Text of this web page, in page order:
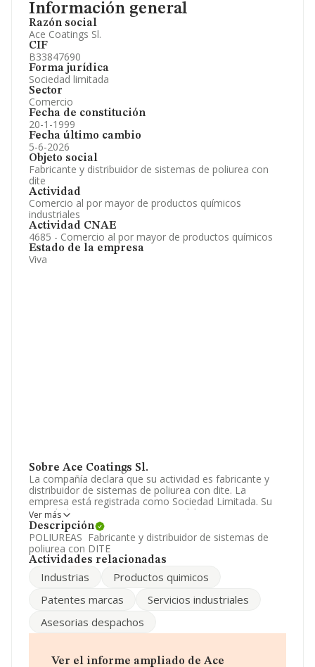
Información general
Razón social
Ace Coatings Sl.
CIF
B33847690
Forma jurídica
Sociedad limitada
Sector
Comercio
Fecha de constitución
20-1-1999
Fecha último cambio
5-6-2026
Objeto social
Fabricante y distribuidor de sistemas de poliurea con
dite
Actividad
Comercio al por mayor de productos químicos
industriales
Actividad CNAE
4685 - Comercio al por mayor de productos químicos
Estado de la empresa
Viva
Sobre Ace Coatings Sl.
La compañía declara que su actividad es fabricante y
distribuidor de sistemas de poliurea con dite. La
empresa está registrada como Sociedad Limitada. Su
actividad CNAE es '%cnae%' con código 4685. La
compañía es importadora y exportadora.
Ha tenido el mismo número de empleados y teniendo
en cuenta la información disponible en INFORMA, ha
media de sector.
Acerca de la información disponible en INFORMA sobre
puestos a nivel sectorial pasando a ocupar la posición
944, frente a la 871 del año anterior. Tienen mejor
Suministros Industriales Sugar S.L yAgrofitovial
Ver más
Descripción
POLIUREAS Fabricante y distribuidor de sistemas de
poliurea con DITE
Actividades relacionadas
Industrias
Productos quimicos
Patentes marcas
Servicios industriales
Asesorias despachos
Ver el informe ampliado de Ace